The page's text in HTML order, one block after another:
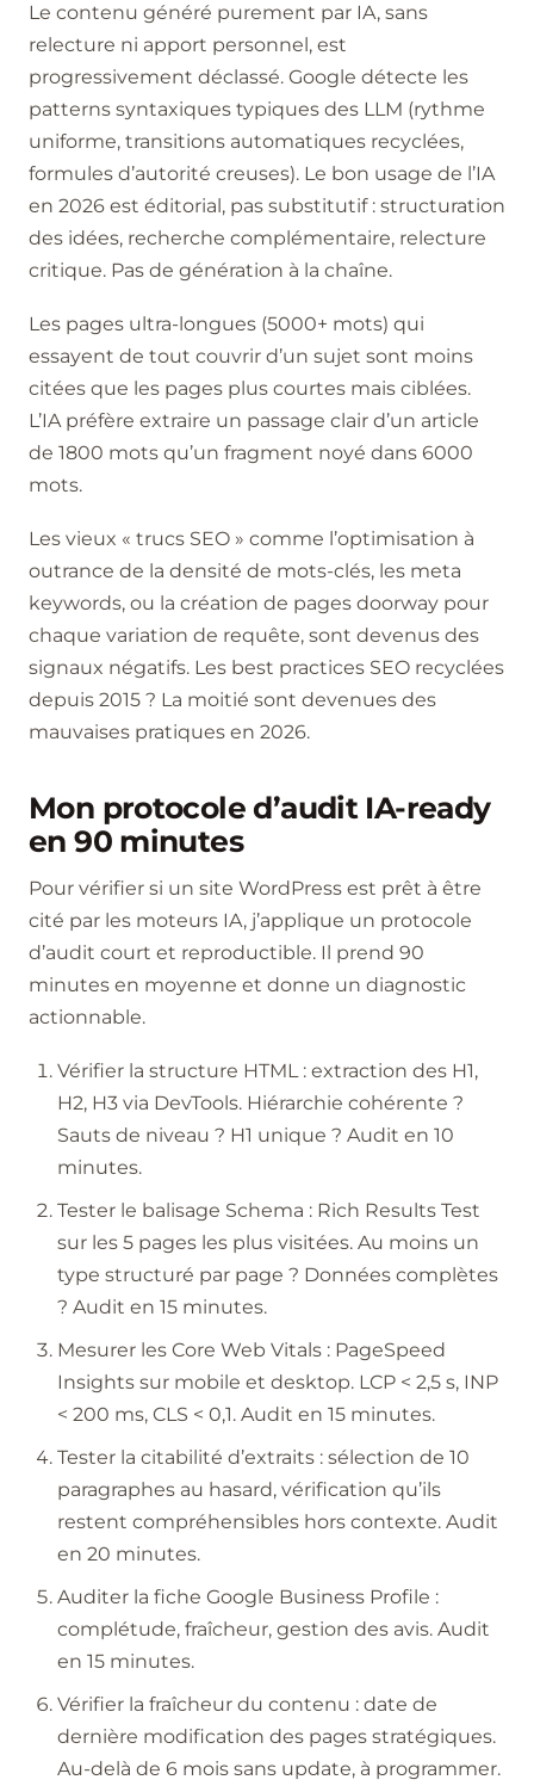
Le contenu généré purement par IA, sans
relecture ni apport personnel, est
progressivement déclassé. Google détecte les
patterns syntaxiques typiques des LLM (rythme
uniforme, transitions automatiques recyclées,
formules d’autorité creuses). Le bon usage de l’IA
en 2026 est éditorial, pas substitutif : structuration
des idées, recherche complémentaire, relecture
critique. Pas de génération à la chaîne.
Les pages ultra-longues (5000+ mots) qui
essayent de tout couvrir d’un sujet sont moins
citées que les pages plus courtes mais ciblées.
L’IA préfère extraire un passage clair d’un article
de 1800 mots qu’un fragment noyé dans 6000
mots.
Les vieux « trucs SEO » comme l’optimisation à
outrance de la densité de mots-clés, les meta
keywords, ou la création de pages doorway pour
chaque variation de requête, sont devenus des
signaux négatifs. Les best practices SEO recyclées
depuis 2015 ? La moitié sont devenues des
mauvaises pratiques en 2026.
Mon protocole d’audit IA-ready
en 90 minutes
Pour vérifier si un site WordPress est prêt à être
cité par les moteurs IA, j’applique un protocole
d’audit court et reproductible. Il prend 90
minutes en moyenne et donne un diagnostic
actionnable.
Vérifier la structure HTML : extraction des H1,
H2, H3 via DevTools. Hiérarchie cohérente ?
Sauts de niveau ? H1 unique ? Audit en 10
minutes.
Tester le balisage Schema : Rich Results Test
sur les 5 pages les plus visitées. Au moins un
type structuré par page ? Données complètes
? Audit en 15 minutes.
Mesurer les Core Web Vitals : PageSpeed
Insights sur mobile et desktop. LCP < 2,5 s, INP
< 200 ms, CLS < 0,1. Audit en 15 minutes.
Tester la citabilité d’extraits : sélection de 10
paragraphes au hasard, vérification qu’ils
restent compréhensibles hors contexte. Audit
en 20 minutes.
Auditer la fiche Google Business Profile :
complétude, fraîcheur, gestion des avis. Audit
en 15 minutes.
Vérifier la fraîcheur du contenu : date de
dernière modification des pages stratégiques.
Au-delà de 6 mois sans update, à programmer.